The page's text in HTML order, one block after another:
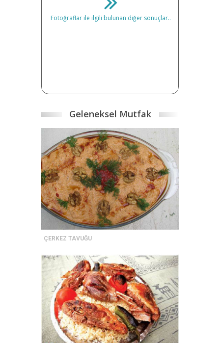
Fotoğraflar ile ilgili bulunan diğer sonuçlar..
Geleneksel Mutfak
ÇERKEZ TAVUĞU